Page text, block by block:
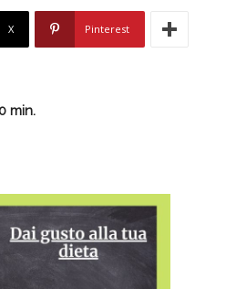
X Pinterest
min.